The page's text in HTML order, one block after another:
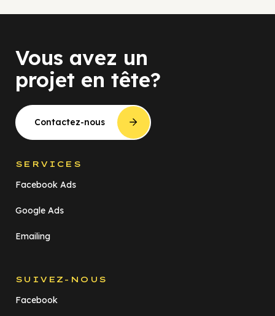
Vous avez un
projet en tête?
Contactez-nous
SERVICES
Facebook Ads
Google Ads
Emailing
SUIVEZ-NOUS
Facebook